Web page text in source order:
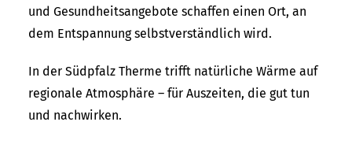
und Gesundheitsangebote schaffen einen Ort, an
dem Entspannung selbstverständlich wird.
In der Südpfalz Therme trifft natürliche Wärme auf
regionale Atmosphäre – für Auszeiten, die gut tun
und nachwirken.